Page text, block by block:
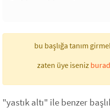
bu başlığa tanım
zaten üye iseniz
"yastık altı" ile benzer